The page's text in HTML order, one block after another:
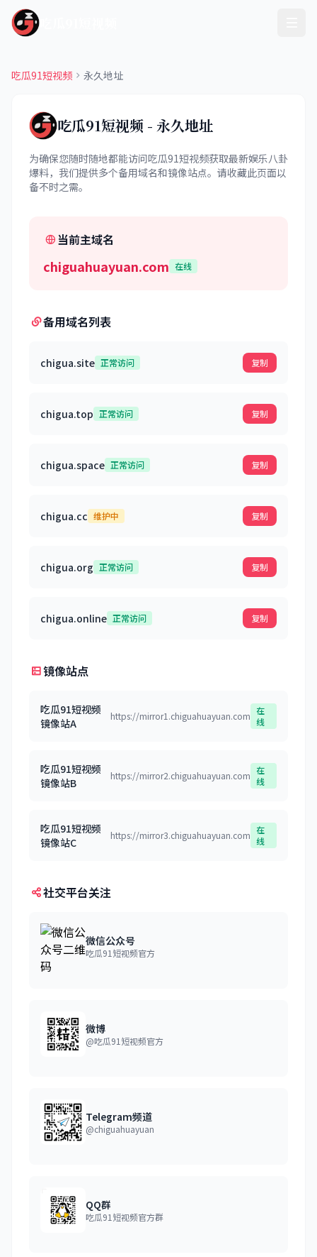
吃瓜91短视频 永久地址
吃瓜91短视频 - 永久地址
为确保您随时随地都能访问吃瓜91短视频获取最新娱乐八卦
爆料，我们提供多个备用域名和镜像站点。请收藏此页面以
备不时之需。
当前主域名
chiguahuayuan.com 在线
备用域名列表
chigua.site 正常访问 复制
chigua.top 正常访问 复制
chigua.space 正常访问 复制
chigua.cc 维护中 复制
chigua.org 正常访问 复制
chigua.online 正常访问 复制
镜像站点
吃瓜91短视频
镜像站A
https://mirror1.chiguahuayuan.com 在
线
吃瓜91短视频
镜像站B
https://mirror2.chiguahuayuan.com 在
线
吃瓜91短视频
镜像站C
https://mirror3.chiguahuayuan.com 在
线
社交平台关注
微信公众号
吃瓜91短视频官方
微博
@吃瓜91短视频官方
Telegram频道
@chiguahuayuan
QQ群
吃瓜91短视频官方群